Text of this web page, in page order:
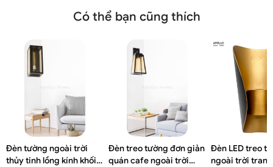
Có thể bạn cũng thích
Đèn tường ngoài trời
thủy tinh lồng kính khối
Đèn treo tường đơn giản
quán cafe ngoài trời
Đèn LED treo
ngoài trời